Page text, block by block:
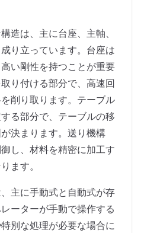
造は、主に台座、主軸、
り立っています。台座は
い剛性を持つことが重要
り付ける部分で、高速回
削り取ります。テーブル
る部分で、テーブルの移
決まります。送り機構
し、材料を精密に加工す
ます。
主に手動式と自動式が存
ーターが手動で操作する
別な処理が必要な場合に